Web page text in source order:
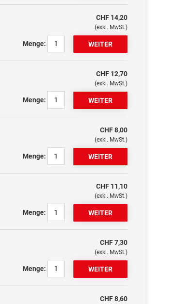
CHF 14,20
(exkl. MwSt.)
Menge:
CHF 12,70
(exkl. MwSt.)
Menge:
CHF 8,00
(exkl. MwSt.)
Menge:
CHF 11,10
(exkl. MwSt.)
Menge:
CHF 7,30
(exkl. MwSt.)
Menge:
CHF 8,60